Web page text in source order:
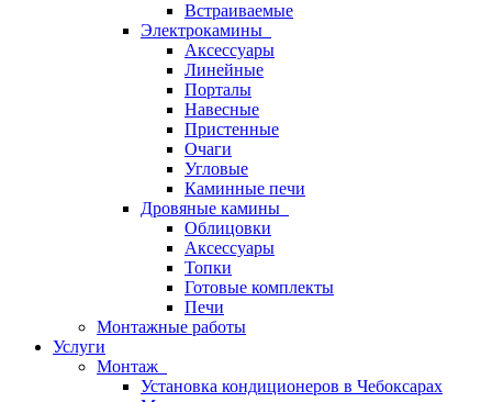
Встраиваемые
Электрокамины
Аксессуары
Линейные
Порталы
Навесные
Пристенные
Очаги
Угловые
Каминные печи
Дровяные камины
Облицовки
Аксессуары
Топки
Готовые комплекты
Печи
Монтажные работы
Услуги
Монтаж
Установка кондиционеров в Чебоксарах